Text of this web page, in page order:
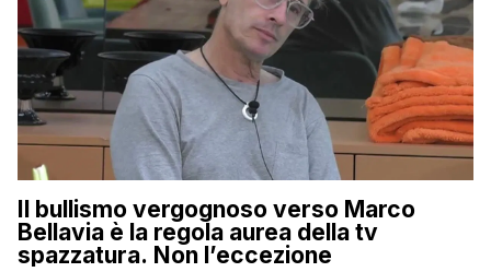
Il bullismo vergognoso verso Marco
Bellavia è la regola aurea della tv
spazzatura. Non l’eccezione